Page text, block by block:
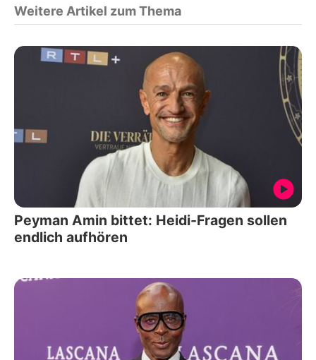
Weitere Artikel zum Thema
Peyman Amin bittet: Heidi-Fragen sollen
endlich aufhören